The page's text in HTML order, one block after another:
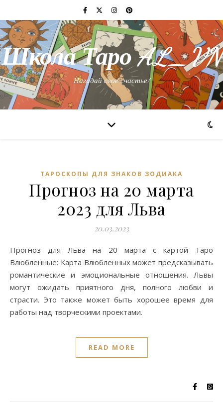
Школа Таро AL_VN
Нагадай свое счастье!
ТАРОСКОПЫ ДЛЯ ЗНАКОВ ЗОДИАКА
Прогноз на 20 марта
2023 для Льва
20.03.2023
Прогноз для Льва на 20 марта с картой Таро
Влюбленные: Карта Влюбленных может предсказывать
романтические и эмоциональные отношения. Львы
могут ожидать приятного дня, полного любви и
страсти. Это также может быть хорошее время для
работы над творческими проектами.
READ MORE